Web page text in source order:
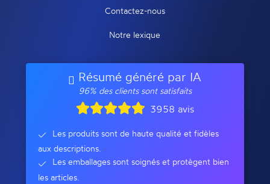
Contactez-nous
Notre lexique
Résumé généré par IA
96% des clients sont satisfaits
3958 avis
Les produits sont de haute qualité et fidèles
aux descriptions.
Les emballages sont soignés et protègent bien
les articles.